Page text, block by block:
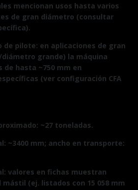
mencionan usos hasta varios
de gran diámetro (consultar
de pilote: en aplicaciones de gran
diámetro grande) la máquina
hasta ~750 mm en
(ver configuración CFA
~27 toneladas.
~3400 mm; ancho en transporte:
valores en fichas muestran
(ej. listados con 15 058 mm